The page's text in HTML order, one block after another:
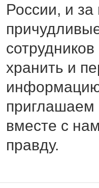
России, и
хранить и
приглашаем
вместе с
правду.